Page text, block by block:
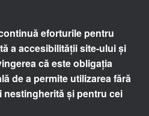
eforturile pentru
a accesibilității site-ului și
că este obligația
de a permite utilizarea fără
nestingherită și pentru cei